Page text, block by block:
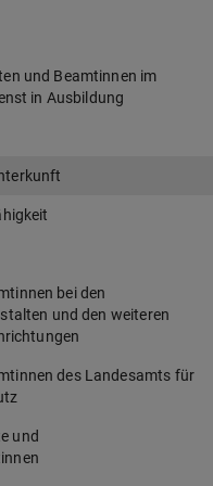
und Beamtinnen im
in Ausbildung
bei den
und den weiteren
des Landesamts für
und